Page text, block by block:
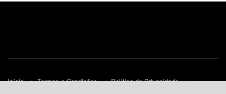
Início Termos e Condições
Política de Privacidade